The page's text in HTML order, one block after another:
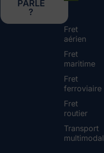
PARLE
?
Fret
aérien
Fret
maritime
Fret
ferroviaire
Fret
routier
Transport
multimodal